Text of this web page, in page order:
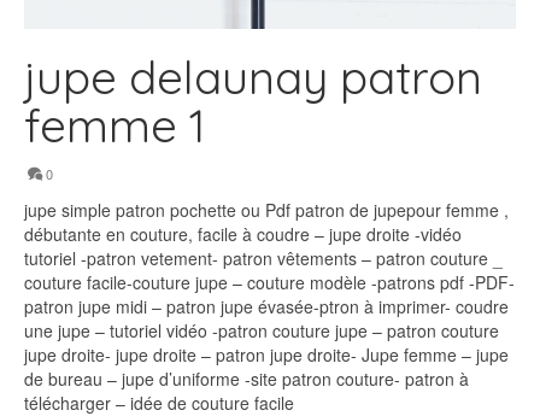
jupe delaunay patron
femme 1
0
jupe simple patron pochette ou Pdf patron de jupepour femme ,
débutante en couture, facile à coudre – jupe droite -vidéo
tutoriel -patron vetement- patron vêtements – patron couture _
couture facile-couture jupe – couture modèle -patrons pdf -PDF-
patron jupe midi – patron jupe évasée-ptron à imprimer- coudre
une jupe – tutoriel vidéo -patron couture jupe – patron couture
jupe droite- jupe droite – patron jupe droite- Jupe femme – jupe
de bureau – jupe d’uniforme -site patron couture- patron à
télécharger – idée de couture facile